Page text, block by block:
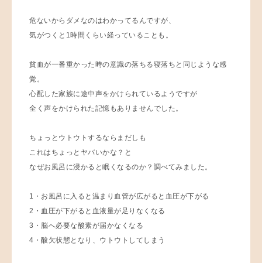
危ないからダメなのはわかってるんですが、
気がつくと1時間くらい経っていることも。
貧血が一番重かった時の意識の落ちる寝落ちと同じような感
覚。
心配した家族に途中声をかけられているようですが
全く声をかけられた記憶もありませんでした。
ちょっとウトウトするならまだしも
これはちょっとヤバいかな？と
なぜお風呂に浸かると眠くなるのか？調べてみました。
1・お風呂に入ると温まり血管が広がると血圧が下がる
2・血圧が下がると血液量が足りなくなる
3・脳へ必要な酸素が届かなくなる
4・酸欠状態となり、ウトウトしてしまう